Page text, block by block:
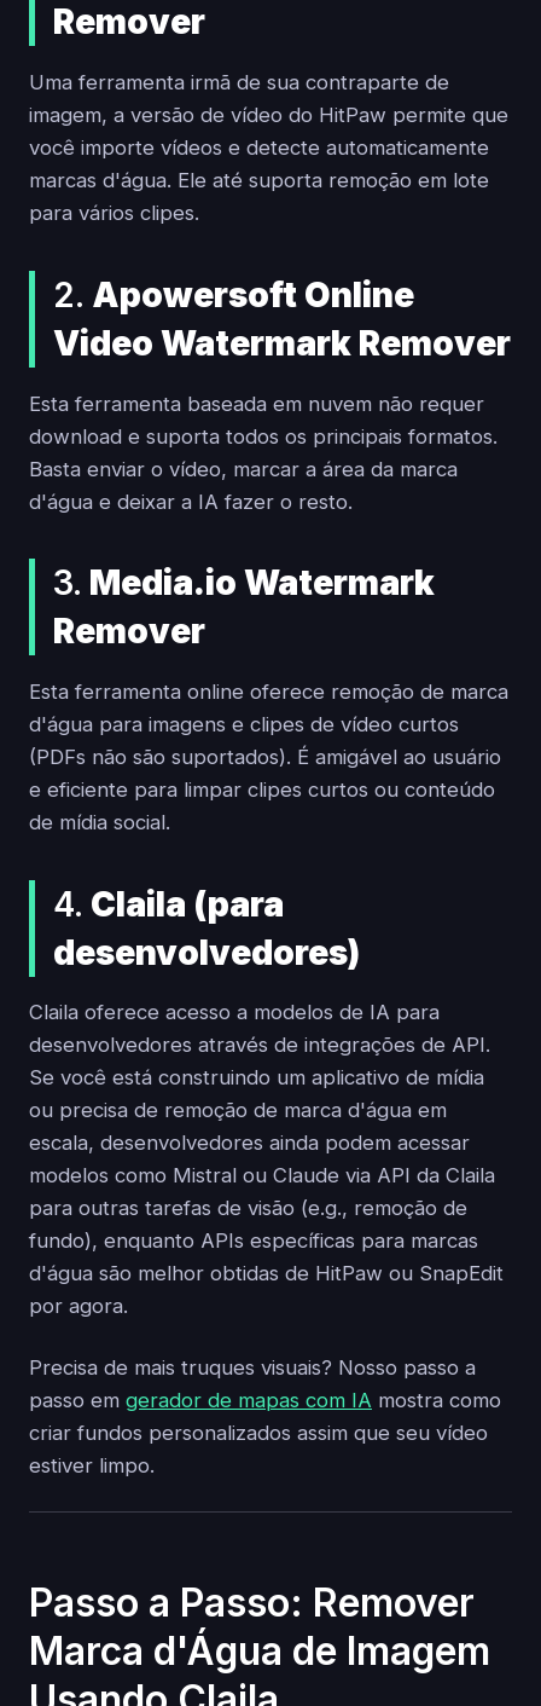
Remover
Uma ferramenta irmã de sua contraparte de
imagem, a versão de vídeo do HitPaw permite que
você importe vídeos e detecte automaticamente
marcas d'água. Ele até suporta remoção em lote
para vários clipes.
2. Apowersoft Online
Video Watermark Remover
Esta ferramenta baseada em nuvem não requer
download e suporta todos os principais formatos.
Basta enviar o vídeo, marcar a área da marca
d'água e deixar a IA fazer o resto.
3. Media.io Watermark
Remover
Esta ferramenta online oferece remoção de marca
d'água para imagens e clipes de vídeo curtos
(PDFs não são suportados). É amigável ao usuário
e eficiente para limpar clipes curtos ou conteúdo
de mídia social.
4. Claila (para
desenvolvedores)
Claila oferece acesso a modelos de IA para
desenvolvedores através de integrações de API.
Se você está construindo um aplicativo de mídia
ou precisa de remoção de marca d'água em
escala, desenvolvedores ainda podem acessar
modelos como Mistral ou Claude via API da Claila
para outras tarefas de visão (e.g., remoção de
fundo), enquanto APIs específicas para marcas
d'água são melhor obtidas de HitPaw ou SnapEdit
por agora.
Precisa de mais truques visuais? Nosso passo a
passo em gerador de mapas com IA mostra como
criar fundos personalizados assim que seu vídeo
estiver limpo.
Passo a Passo: Remover
Marca d'Água de Imagem